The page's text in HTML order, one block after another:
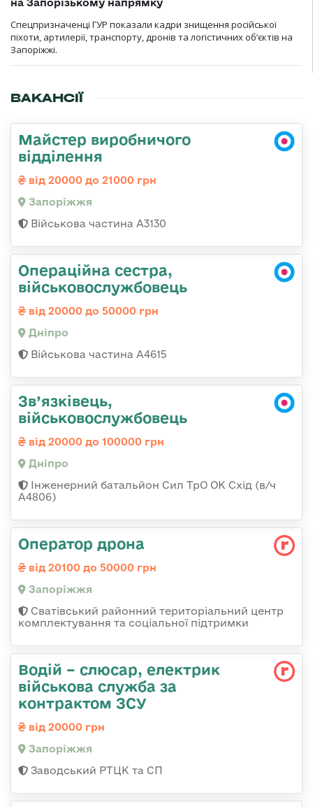
Спецпризначенці ГУР показали кадри знищення російської
піхоти, артилерії, транспорту, дронів та логістичних об’єктів на
Запоріжжі.
ВАКАНСІЇ
Майстер виробничого
відділення
від 20000 до 21000 грн
Запоріжжя
Військова частина А3130
Операційна сестра,
військовослужбовець
від 20000 до 50000 грн
Дніпро
Військова частина А4615
Зв’язківець,
військовослужбовець
від 20000 до 100000 грн
Дніпро
Інженерний батальйон Сил ТрО ОК Схід (в/ч
А4806)
Оператор дрона
від 20100 до 50000 грн
Запоріжжя
Сватівський районний територіальний центр
комплектування та соціальної підтримки
Водій – слюсар, електрик
військова служба за
контрактом ЗСУ
від 20000 грн
Запоріжжя
Заводський РТЦК та СП